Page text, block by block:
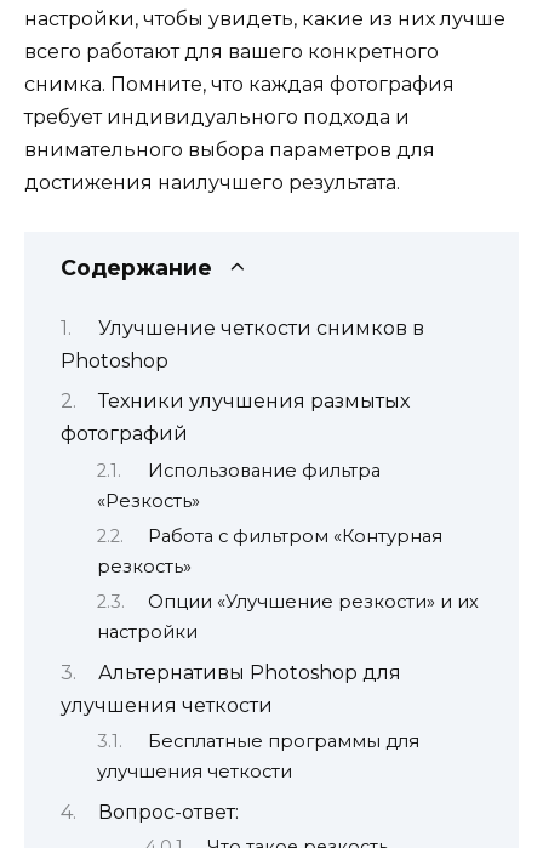
настройки, чтобы увидеть, какие из них лучше
всего работают для вашего конкретного
снимка. Помните, что каждая фотография
требует индивидуального подхода и
внимательного выбора параметров для
достижения наилучшего результата.
Содержание
Улучшение четкости снимков в
Photoshop
Техники улучшения размытых
фотографий
Использование фильтра
«Резкость»
Работа с фильтром «Контурная
резкость»
Опции «Улучшение резкости» и их
настройки
Альтернативы Photoshop для
улучшения четкости
Бесплатные программы для
улучшения четкости
Вопрос-ответ: